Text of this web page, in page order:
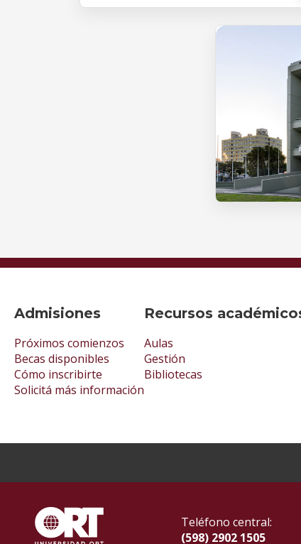
Admisiones
Próximos comienzos
Becas disponibles
Cómo inscribirte
Solicitá más información
Recursos
Aulas
Gestión
Bibliotecas
Teléfono central:
(598) 2902 1505